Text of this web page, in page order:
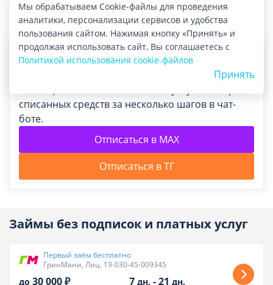
услуг ЗаймБери нужно при ошибочной активации
или неактуальности предложения.
списанных средств за несколько шагов в чат-
боте.
Отписаться в MAX
Отписаться в ТГ
Займы без подписок и платных услуг
Первый заём бесплатно
ГринМани, Лиц. 19-030-45-009345
до 30 000 ₽ 7дн.-21 дн.
Мы обрабатываем Cookie-файлы для проведения
аналитики, персонализации сервисов и удобства
пользования сайтом. Нажимая кнопку «Принять» и
продолжая использовать сайт, Вы соглашаетесь с
Политикой использования cookie-файлов
Принять